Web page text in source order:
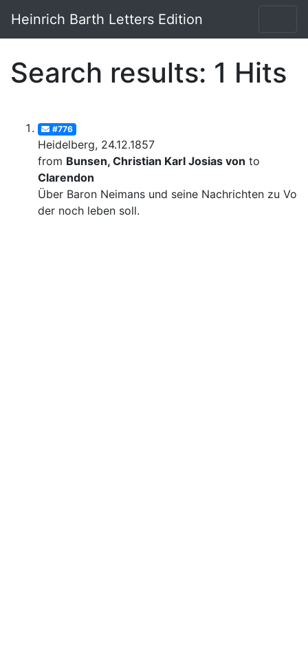
Heinrich Barth Letters Edition
Search results: 1 Hits
#776
Heidelberg, 24.12.1857
from Bunsen, Christian Karl Josias von to
Clarendon
Über Baron Neimans und seine Nachrichten zu
der noch leben soll.